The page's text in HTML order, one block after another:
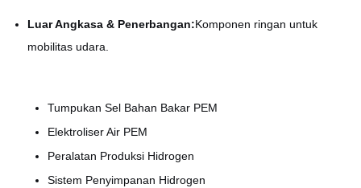
Luar Angkasa & Penerbangan:Komponen ringan untuk
mobilitas udara.
Tumpukan Sel Bahan Bakar PEM
Elektroliser Air PEM
Peralatan Produksi Hidrogen
Sistem Penyimpanan Hidrogen